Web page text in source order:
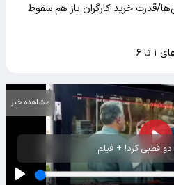
قدرت خرید کارگران باز هم سقوط
۶
دو قطبی کرد! + فیلم
مشاهده خبر